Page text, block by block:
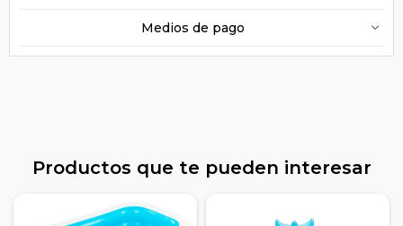
Medios de pago
Productos que te pueden interesar